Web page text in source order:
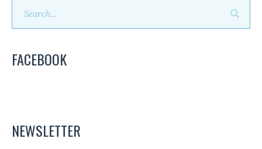
FACEBOOK
NEWSLETTER